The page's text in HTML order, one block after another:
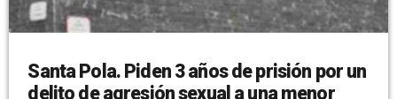
Santa Pola. Piden 3 años de prisión por un
delito de agresión sexual a una menor